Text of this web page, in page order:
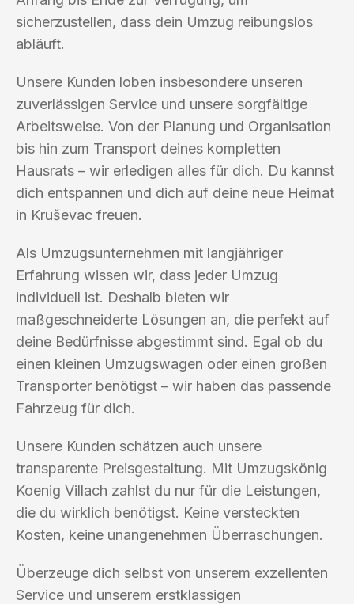
sicherzustellen, dass dein Umzug reibungslos
abläuft.
Unsere Kunden loben insbesondere unseren
zuverlässigen Service und unsere sorgfältige
Arbeitsweise. Von der Planung und Organisation
bis hin zum Transport deines kompletten
Hausrats – wir erledigen alles für dich. Du kannst
dich entspannen und dich auf deine neue Heimat
in Kruševac freuen.
Als Umzugsunternehmen mit langjähriger
Erfahrung wissen wir, dass jeder Umzug
individuell ist. Deshalb bieten wir
maßgeschneiderte Lösungen an, die perfekt auf
deine Bedürfnisse abgestimmt sind. Egal ob du
einen kleinen Umzugswagen oder einen großen
Transporter benötigst – wir haben das passende
Fahrzeug für dich.
Unsere Kunden schätzen auch unsere
transparente Preisgestaltung. Mit Umzugskönig
Koenig Villach zahlst du nur für die Leistungen,
die du wirklich benötigst. Keine versteckten
Kosten, keine unangenehmen Überraschungen.
Überzeuge dich selbst von unserem exzellenten
Service und unserem erstklassigen